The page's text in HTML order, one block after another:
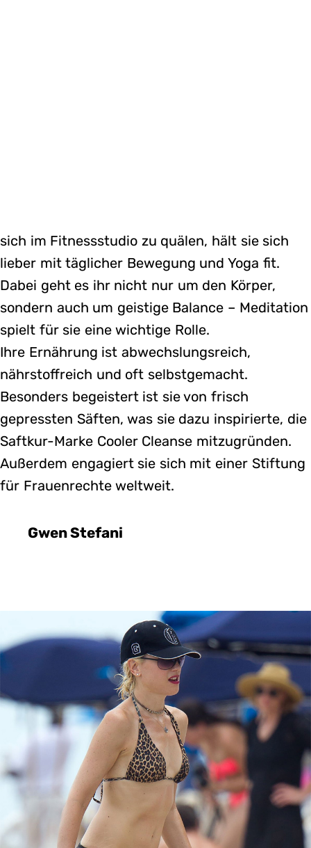
sich im Fitnessstudio zu quälen, hält sie sich
lieber mit täglicher Bewegung und Yoga fit.
Dabei geht es ihr nicht nur um den Körper,
sondern auch um geistige Balance – Meditation
spielt für sie eine wichtige Rolle.
Ihre Ernährung ist abwechslungsreich,
nährstoffreich und oft selbstgemacht.
Besonders begeistert ist sie von frisch
gepressten Säften, was sie dazu inspirierte, die
Saftkur-Marke Cooler Cleanse mitzugründen.
Außerdem engagiert sie sich mit einer Stiftung
für Frauenrechte weltweit.
Gwen Stefani